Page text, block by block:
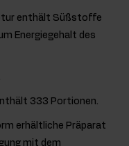
enthält Süßstoffe
Energiegehalt des
333 Portionen.
erhältliche Präparat
mit dem